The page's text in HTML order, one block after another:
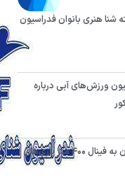
هنری بانوان فدراسیون
ورزش‌های آبی درباره
محمد قاسمی: هدفم رسیدن به فینال ۴۰۰ متر بازی‌های